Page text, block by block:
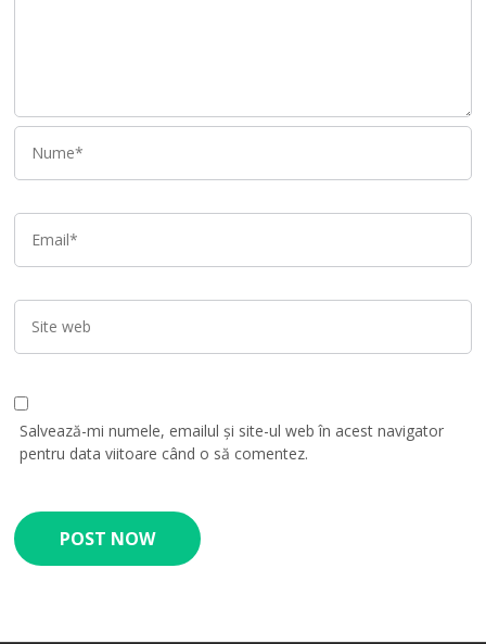
Salvează-mi numele, emailul și site-ul web în acest navigator
pentru data viitoare când o să comentez.